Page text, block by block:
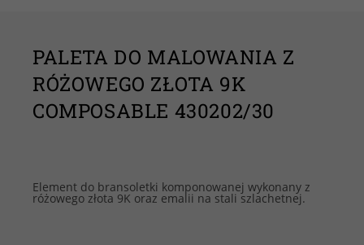
PALETA DO MALOWANIA Z
RÓŻOWEGO ZŁOTA 9K
COMPOSABLE 430202/30
Element do bransoletki komponowanej wykonany z
różowego złota 9K oraz emalii na stali szlachetnej.